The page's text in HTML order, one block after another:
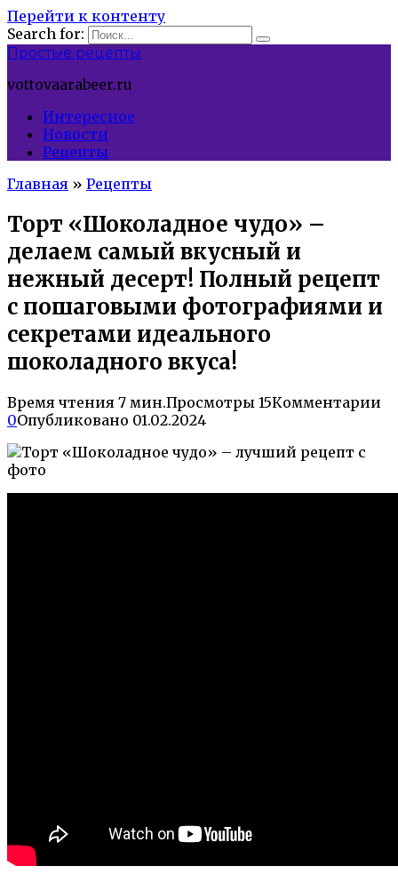
Перейти к контенту
Search for:
Простые рецепты
vottovaarabeer.ru
Интересное
Новости
Рецепты
Главная » Рецепты
Торт «Шоколадное чудо» –
делаем самый вкусный и
нежный десерт! Полный рецепт
с пошаговыми фотографиями и
секретами идеального
шоколадного вкуса!
Время чтения 7 мин.Просмотры 15Комментарии
0Опубликовано 01.02.2024